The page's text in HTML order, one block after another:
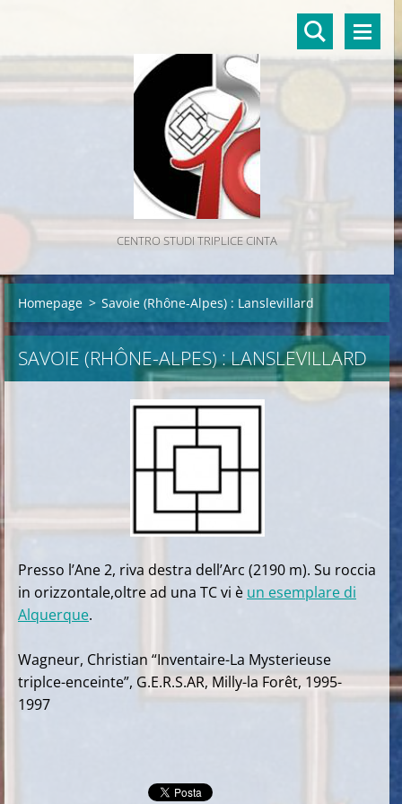
CENTRO STUDI TRIPLICE CINTA
Homepage > Savoie (Rhône-Alpes) : Lanslevillard
SAVOIE (RHÔNE-ALPES) : LANSLEVILLARD
Presso l’Ane 2, riva destra dell’Arc (2190 m). Su roccia
in orizzontale,oltre ad una TC vi è un esemplare di
Alquerque.
Wagneur, Christian “Inventaire-La Mysterieuse
triplce-enceinte”, G.E.R.S.AR, Milly-la Forêt, 1995-
1997